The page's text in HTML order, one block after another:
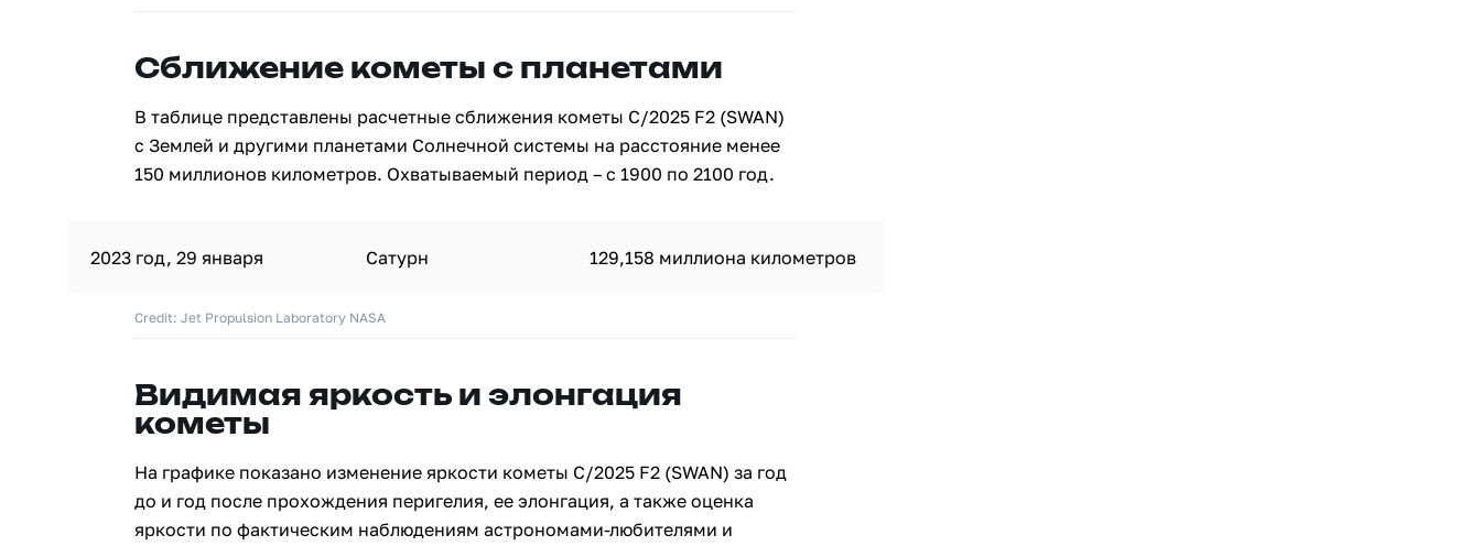
Сближение кометы с планетами
В таблице представлены расчетные сближения кометы C/2025 F2 (SWAN)
с Землей и другими планетами Солнечной системы на расстояние менее
150 миллионов километров. Охватываемый период – с 1900 по 2100 год.
2023 год, 29 января Сатурн 129,158 миллиона километров
Credit: Jet Propulsion Laboratory NASA
Видимая яркость и элонгация
кометы
На графике показано изменение яркости кометы C/2025 F2 (SWAN) за год
до и год после прохождения перигелия, ее элонгация, а также оценка
яркости по фактическим наблюдениям астрономами-любителями и